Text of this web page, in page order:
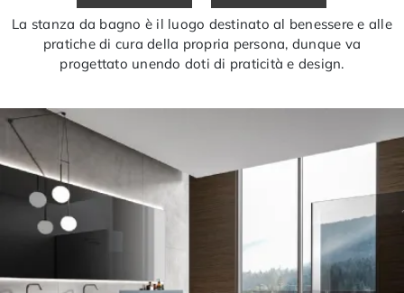
La stanza da bagno è il luogo destinato al benessere e alle
pratiche di cura della propria persona, dunque va
progettato unendo doti di praticità e design.